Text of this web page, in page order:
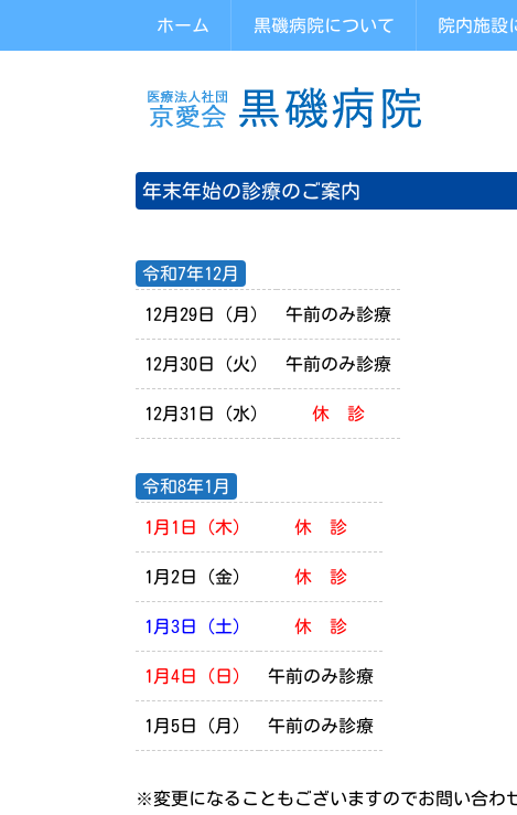
ホーム 黒磯病院について 院内施設
年末年始の診療のご案内
令和7年12月
12月29日（月） 午前のみ診療
12月30日（火） 午前のみ診療
12月31日（水） 休 診
令和8年1月
1月1日（木） 休 診
1月2日（金） 休 診
1月3日（土） 休 診
1月4日（日） 午前のみ診療
1月5日（月） 午前のみ診療
※変更になることもございますのでお問い合わ